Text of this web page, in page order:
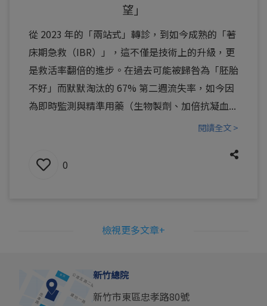
望」
從 2023 年的「兩站式」轉診，到如今成熟的「著
床期急救（IBR）」，這不僅是技術上的升級，更
是救活率翻倍的進步。在過去可能被歸咎為「胚胎
不好」而默默淘汰的 67% 第二週流失率，如今因
為即時監測與精準用藥（生物製劑、加倍抗凝血...
閱讀全文 >
0
檢視更多文章+
新竹總院
新竹市東區忠孝路80號